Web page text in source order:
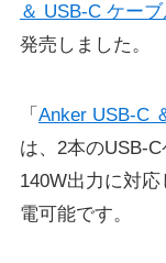
＆ USB-C ケー
発売しました。
「 Anker USB-C
は、2本のUSB-
140W出力に対
電可能です。